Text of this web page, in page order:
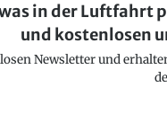
in der Luftfahrt
und kostenlosen
Newsletter und